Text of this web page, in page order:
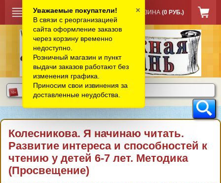
КОРЗИНА (0 РУБ.)
Колесникова. Я начинаю читать.
Развитие интереса и способностей к
чтению у детей 6-7 лет. Методика
(Просвещение)
Уважаемые покупатели!
В связи с реорганизацией
сайта оформление заказов
через корзину временно
недоступно.
Розничный магазин и пункт
выдачи заказов работают без
изменения графика.
Приносим свои извинения за
доставленные неудобства.
×